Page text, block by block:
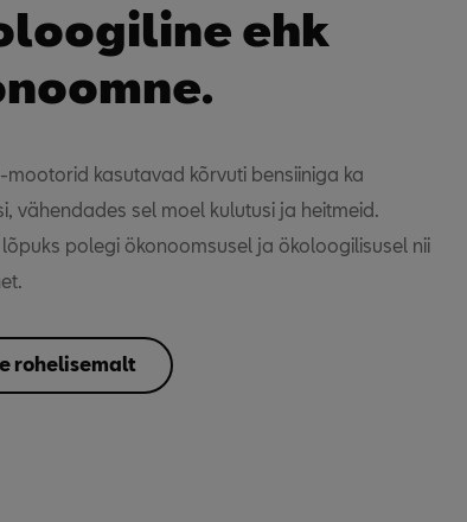
ehk
mootorid kasutavad kõrvuti bensiiniga ka
vähendades sel moel kulutusi ja heitmeid.
polegi ökonoomsusel ja ökoloogilisusel nii
rohelisemalt